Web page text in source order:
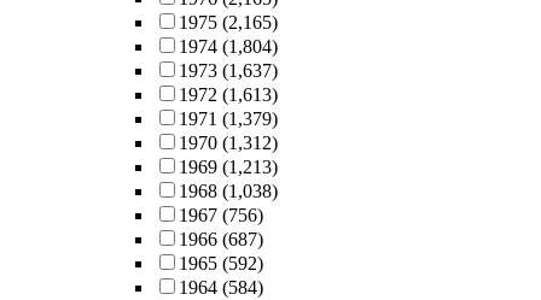
1975 (2,165)
1974 (1,804)
1973 (1,637)
1972 (1,613)
1971 (1,379)
1970 (1,312)
1969 (1,213)
1968 (1,038)
1967 (756)
1966 (687)
1965 (592)
1964 (584)